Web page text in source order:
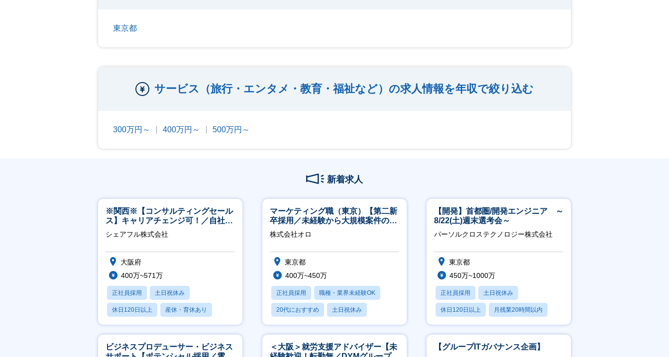
東京都
サービス（旅行・エンタメ・教育・福祉など）の求人情報を年収で絞り込む
300万円～ 400万円～ 500万円～
新着求人
※関西※【コンサルティングセール
ス】キャリアチェンジ可！／自社サ
ービス『シェアフル』の営業
シェアフル株式会社
大阪府
400万~571万
正社員採用 土日祝休み
休日120日以上 産休・育休あり
賞与あり
マーケティング職（東京）【第二新
卒採用／未経験から大規模案件のマ
ーケティングが経験できる／研修充
実】
株式会社オロ
東京都
400万~450万
正社員採用 職種・業界未経験OK
20代におすすめ 土日祝休み
休日120日以上
【開発】首都圏/開発エンジニア ～
8/22(土)週末選考会～
パーソルクロステクノロジー株式会社
東京都
450万~1000万
正社員採用 土日祝休み
休日120日以上 月残業20時間以内
賞与あり
ビジネスプロデューサー・ビジネス
＜大阪＞就労支援アドバイザー【未
【グループITガバナンス企画】